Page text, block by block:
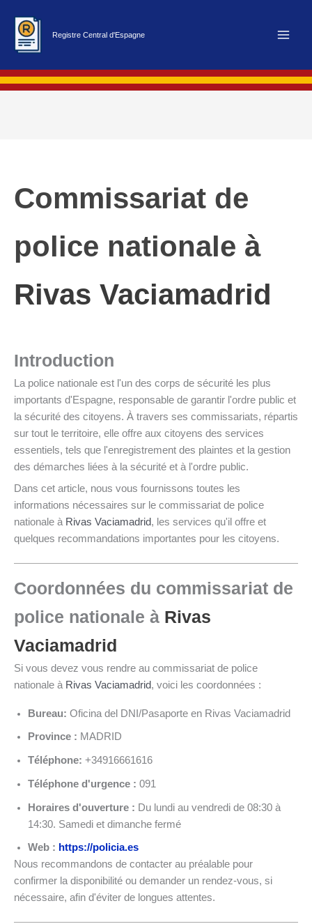
contenu
Registre Central d'Espagne
Commissariat de
police nationale à
Rivas Vaciamadrid
Introduction
La police nationale est l'un des corps de sécurité les plus
importants d'Espagne, responsable de garantir l'ordre public et
la sécurité des citoyens. À travers ses commissariats, répartis
sur tout le territoire, elle offre aux citoyens des services
essentiels, tels que l'enregistrement des plaintes et la gestion
des démarches liées à la sécurité et à l'ordre public.
Dans cet article, nous vous fournissons toutes les
informations nécessaires sur le commissariat de police
nationale à Rivas Vaciamadrid, les services qu'il offre et
quelques recommandations importantes pour les citoyens.
Coordonnées du commissariat de
police nationale à Rivas
Vaciamadrid
Si vous devez vous rendre au commissariat de police
nationale à Rivas Vaciamadrid, voici les coordonnées :
Bureau: Oficina del DNI/Pasaporte en Rivas Vaciamadrid
Province : MADRID
Téléphone: +34916661616
Téléphone d'urgence : 091
Horaires d'ouverture : Du lundi au vendredi de 08:30 à
14:30. Samedi et dimanche fermé
Web : https://policia.es
Nous recommandons de contacter au préalable pour
confirmer la disponibilité ou demander un rendez-vous, si
nécessaire, afin d'éviter de longues attentes.